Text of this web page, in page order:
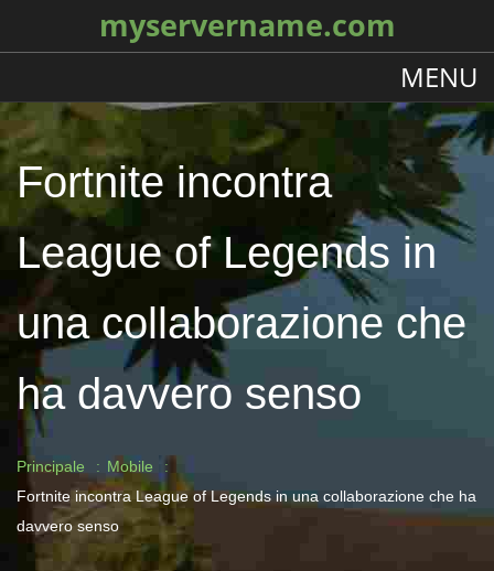
myservername.com
MENU
Fortnite incontra
League of Legends in
una collaborazione che
ha davvero senso
Principale
Mobile
Fortnite incontra League of Legends in una collaborazione che ha
davvero senso